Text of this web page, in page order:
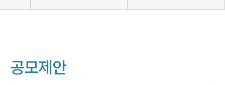
공모제안